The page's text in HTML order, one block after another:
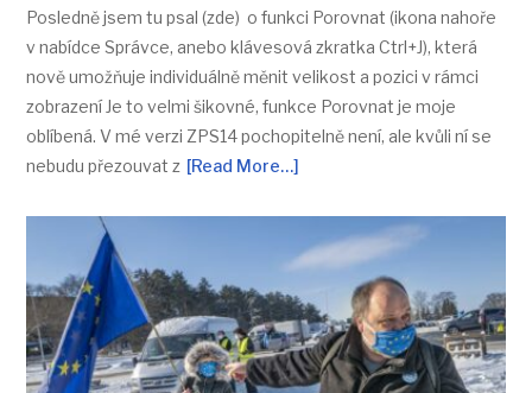
Posledně jsem tu psal (zde) o funkci Porovnat (ikona nahoře
v nabídce Správce, anebo klávesová zkratka Ctrl+J), která
nově umožňuje individuálně měnit velikost a pozici v rámci
zobrazení Je to velmi šikovné, funkce Porovnat je moje
oblíbená. V mé verzi ZPS14 pochopitelně není, ale kvůli ní se
nebudu přezouvat z [Read More…]